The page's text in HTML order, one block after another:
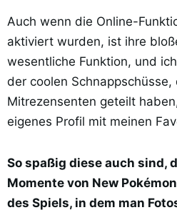
Auch wenn die Online-
aktiviert wurden, ist ihre
wesentliche Funktion, und
der coolen Schnappschüsse,
Mitrezensenten geteilt
eigenes Profil mit meinen
So spaßig diese auch sind,
Momente von New
des Spiels, in dem man